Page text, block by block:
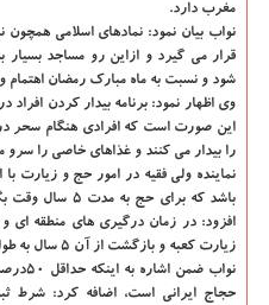
مغرب دارد.
نواب بیان نمود: نمادهای اسلامی
قرار می گیرد و ازاین رو مساجد
شود و نسبت به ماه مبارک رمضان اهتمام
وی اظهار نمود: برنامه بیدار کردن
این صورت است که افرادی هنگام سحر
را بیدار می کنند و غذاهای خاصی را سرو
نماینده ولی فقیه در امور حج و زیارت
باشد که برای
افزود: در زمان درگیری های منطقه ای
زیارت کعبه و بازگشت از آن ۵ سال به طول می انجامید.
نواب ضمن اشاره به اینکه حداقل ۵۰درصد هزینه های
حجاج ایرانی است، اضافه کرد: شرط